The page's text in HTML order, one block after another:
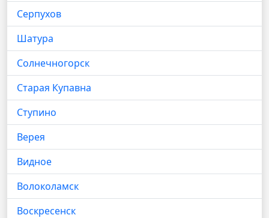
Серпухов
Шатура
Солнечногорск
Старая Купавна
Ступино
Верея
Видное
Волоколамск
Воскресенск